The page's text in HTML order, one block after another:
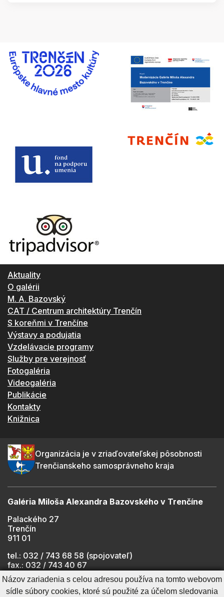
Aktuality
O galérii
M. A. Bazovský
CAT / Centrum architektúry Trenčín
S koreňmi v Trenčíne
Výstavy a podujatia
Vzdelávacie programy
Služby pre verejnosť
Fotogaléria
Videogaléria
Publikácie
Kontakty
Knižnica
Organizácia je v zriaďovateľskej pôsobnosti
Trenčianskeho samosprávneho kraja
Galéria Miloša Alexandra Bazovského v Trenčíne
Palackého 27
Trenčín
911 01
tel.: 032 / 743 68 58 (spojovateľ)
fax.: 032 / 743 40 67
e-mail:
info@gmab.sk
Názov zariadenia s celou adresou používa na tomto webovom
sídle súbory cookies, ktoré sú použité za účelom sledovania